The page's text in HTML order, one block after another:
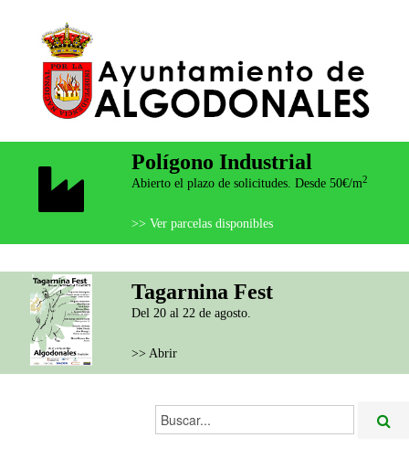
Polígono Industrial
Abierto el plazo de solicitudes. Desde 50€/m2
>> Ver parcelas disponibles
Tagarnina Fest
Del 20 al 22 de agosto.
>> Abrir
Buscar...